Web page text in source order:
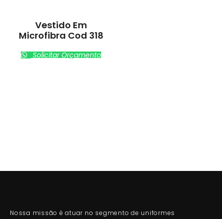
Vestido Em
Microfibra Cod 318
Solicitar Orçamento
Nossa missão é atuar no segmento de uniformes